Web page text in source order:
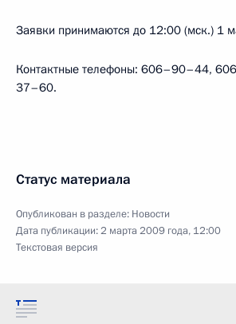
Заявки принимаются до 12:00 (мск.) 1
Контактные телефоны: 606–90–44,
37–60.
Статус материала
Опубликован в разделе: Новости
Дата публикации:2 марта 2009 года, 12:00
Текстовая версия